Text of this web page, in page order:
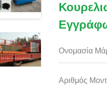
Ονομασία
Αριθμός